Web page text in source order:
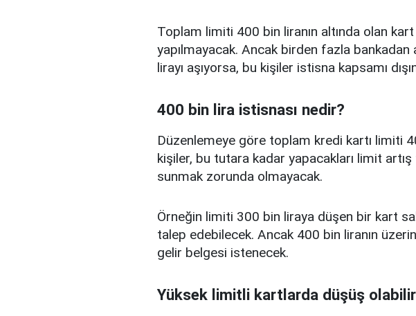
Toplam limiti 400 bin liranın altında olan
yapılmayacak. Ancak birden fazla bankadan
lirayı aşıyorsa, bu kişiler istisna kapsamı
400 bin lira istisnası nedir?
Düzenlemeye göre toplam kredi kartı limiti
kişiler, bu tutara kadar yapacakları limit
sunmak zorunda olmayacak.
Örneğin limiti 300 bin liraya düşen bir kart
talep edebilecek. Ancak 400 bin liranın
gelir belgesi istenecek.
Yüksek limitli kartlarda düşüş olabilir